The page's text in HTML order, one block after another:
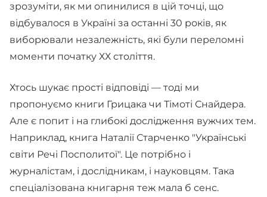
зрозуміти, як ми опинилися в цій точці, що
відбувалося в Україні за останні 30 років, як
виборювали незалежність, які були переломні
моменти початку ХХ століття.
Хтось шукає прості відповіді — тоді ми
пропонуємо книги Грицака чи Тімоті Снайдера.
Але є попит і на глибокі дослідження вужчих тем.
Наприклад, книга Наталії Старченко "Українські
світи Речі Посполитої". Це потрібно і
журналістам, і дослідникам, і науковцям. Така
спеціалізована книгарня теж мала б сенс.